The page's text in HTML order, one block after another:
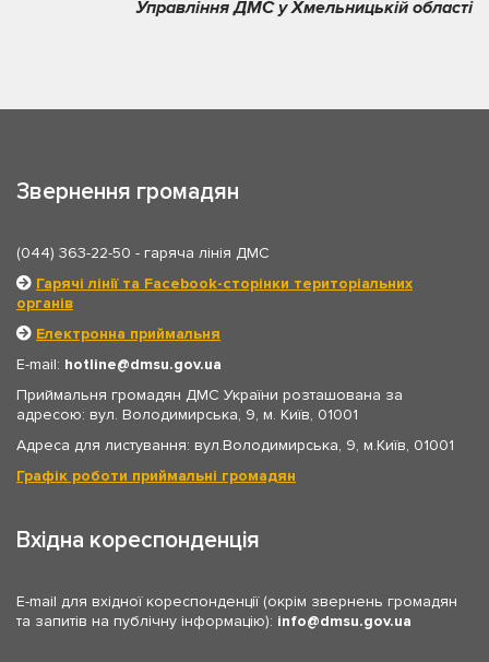
Управління ДМС у Хмельницькій області
Звернення громадян
(044) 363-22-50 - гаряча лінія ДМС
Гарячі лінії та Facebook-сторінки територіальних
органів
Електронна приймальня
E-mail: hotline
dmsu.gov.ua
Приймальня громадян ДМС України розташована за
адресою: вул. Володимирська, 9, м. Київ, 01001
Адреса для листування: вул.Володимирська, 9, м.Київ, 01001
Графік роботи приймальні громадян
Вхідна кореспонденція
E-mail для вхідної кореспонденції (окрім звернень громадян
та запитів на публічну інформацію): info dmsu.gov.ua